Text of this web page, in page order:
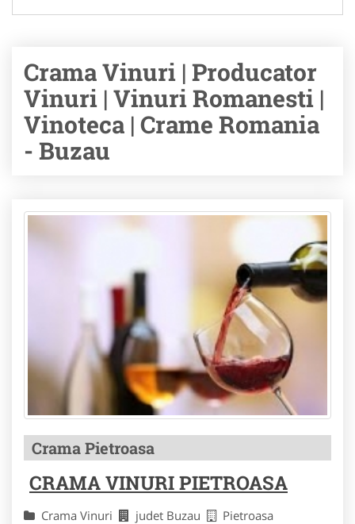
Crama Vinuri | Producator
Vinuri | Vinuri Romanesti |
Vinoteca | Crame Romania
- Buzau
Crama Pietroasa
CRAMA VINURI PIETROASA
Crama Vinuri judet Buzau
Pietroasa